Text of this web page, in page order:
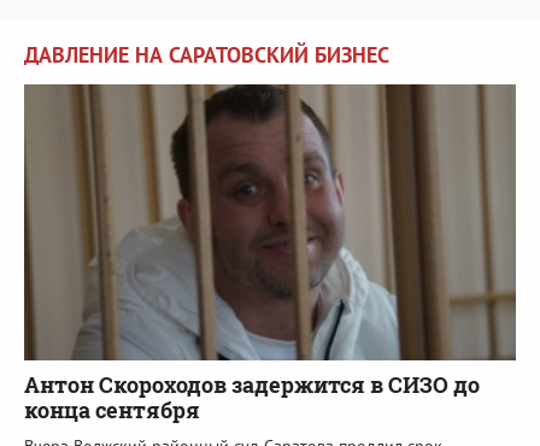
ДАВЛЕНИЕ НА САРАТОВСКИЙ БИЗНЕС
Антон Скороходов задержится в СИЗО до
конца сентября